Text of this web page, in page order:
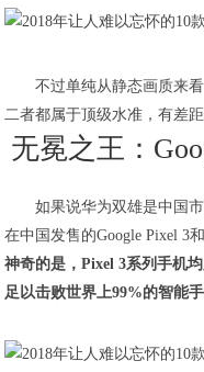
不过单纯从静态画质来
二者都属于顶级水准，有差
无冕之王：
如果说华为双雄是中国
在中国发售的Google Pixel 3
神奇的是，Pixel 3系列手机
足以击败世界上99%的智能手